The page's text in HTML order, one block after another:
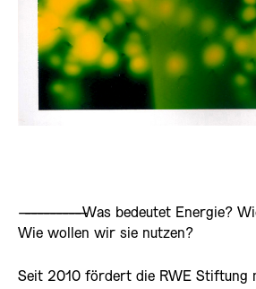
——————————Was bedeutet Energie?
Wie wollen wir sie nutzen?
Seit 2010 fördert die RWE Stiftung